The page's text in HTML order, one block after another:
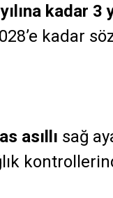
kadar 3
kadar
asıllı sağ